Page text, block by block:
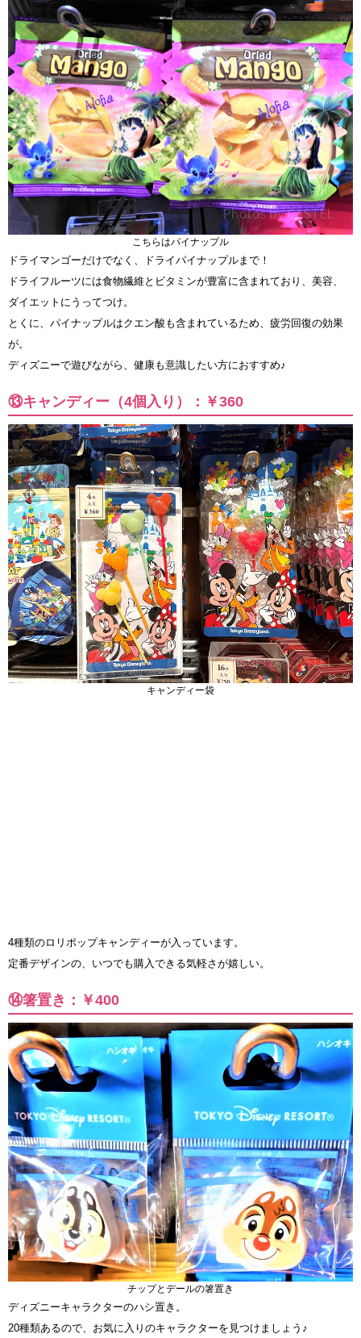
こちらはパイナップル
ドライマンゴーだけでなく、ドライパイナップルまで！
ドライフルーツには食物繊維とビタミンが豊富に含まれており、美容、
ダイエットにうってつけ。
とくに、パイナップルはクエン酸も含まれているため、疲労回復の効果
が。
ディズニーで遊びながら、健康も意識したい方におすすめ♪
⑬キャンディー（4個入り）：￥360
キャンディー袋
4種類のロリポップキャンディーが入っています。
定番デザインの、いつでも購入できる気軽さが嬉しい。
⑭箸置き：￥400
チップとデールの箸置き
ディズニーキャラクターのハシ置き。
20種類あるので、お気に入りのキャラクターを見つけましょう♪